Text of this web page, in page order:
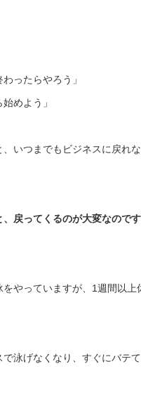
わったらやろう」
めよう」
いつまでもビジネスに戻れな
戻ってくるのが大変なのです
やっていますが、 1週間以上
泳げなくなり、すぐにバテて